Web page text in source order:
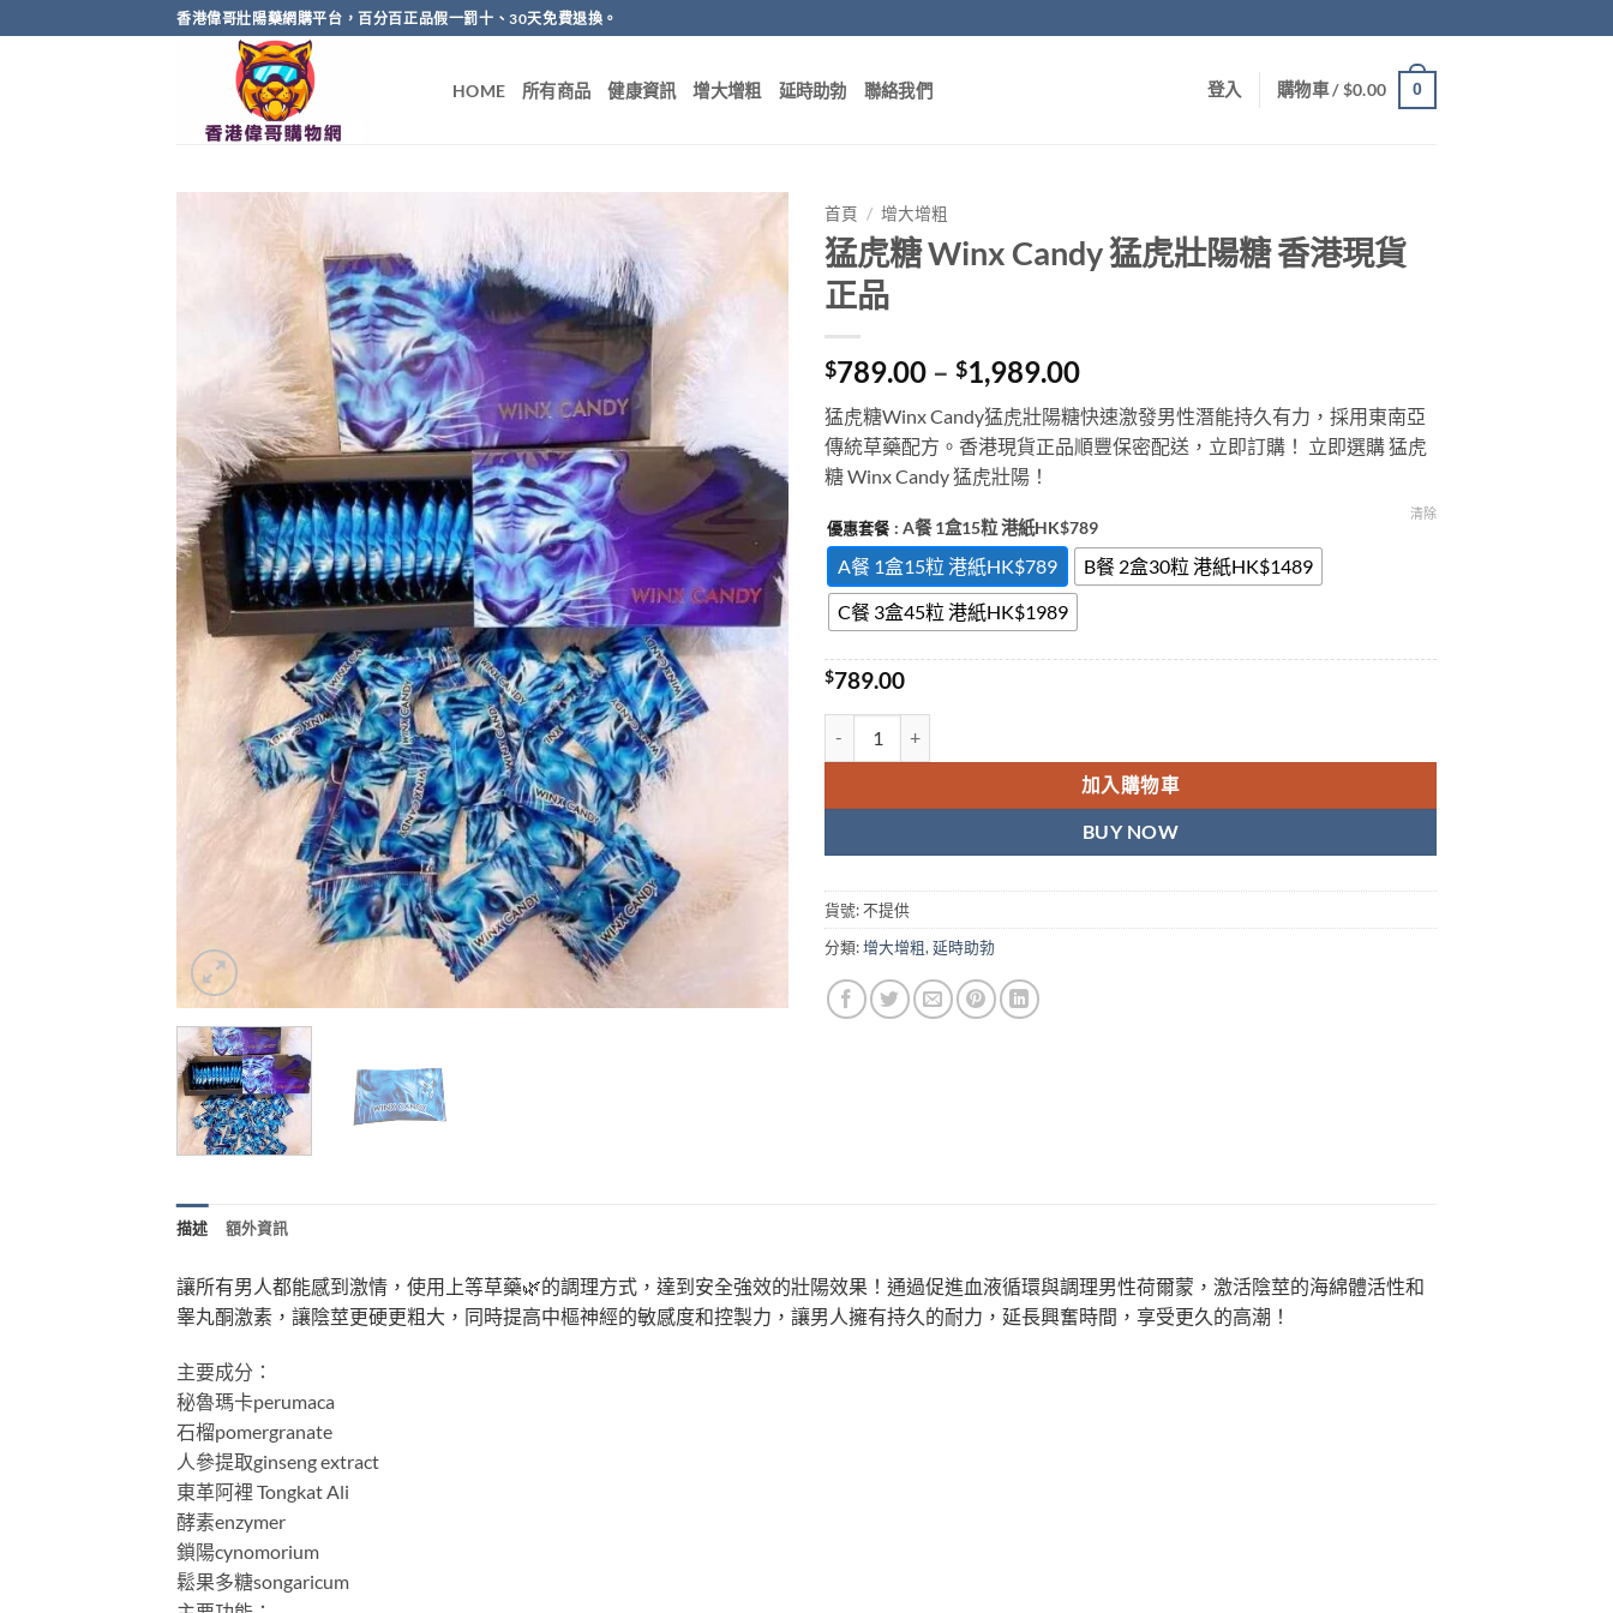
to
香港偉哥壯陽藥網購平台，百分百正品假一罰十、30天免費退換。
HOME 所有商品 健康資訊 增大增粗 延時助勃 聯絡我們 登入 購物車 /$0.00 0
首頁 / 增大增粗
猛虎糖 Winx Candy 猛虎壯陽糖 香港現貨
正品
$789.00 – $1,989.00Price
range:
$789.00
through
猛虎糖Winx Candy猛虎壯陽糖快速激發男性潛能持久有力，採用東南亞
傳統草藥配方。香港現貨正品順豐保密配送，立即訂購！ 立即選購 猛虎
糖 Winx Candy 猛虎壯陽！
優惠套餐 : A餐 1盒15粒 港紙HK$789
A餐 1盒15粒 港紙HK$789
B餐 2盒30粒 港紙HK$1489
C餐 3盒45粒 港紙HK$1989
清除
$789.00
加入購物車
BUY NOW
貨號:不提供
分類:增大增粗, 延時助勃
描述 額外資訊
讓所有男人都能感到激情，使用上等草藥🌿的調理方式，達到安全強效的壯陽效果！通過促進血液循環與調理男性荷爾蒙，激活陰莖的海綿體活性和
睾丸酮激素，讓陰莖更硬更粗大，同時提高中樞神經的敏感度和控製力，讓男人擁有持久的耐力，延長興奮時間，享受更久的高潮！
主要成分：
秘魯瑪卡perumaca
石榴pomergranate
人參提取ginseng extract
東革阿裡 Tongkat Ali
酵素enzymer
鎖陽cynomorium
鬆果多糖songaricum